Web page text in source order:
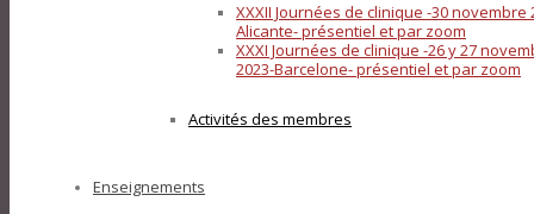
XXXII Journées de clinique -30 novembre
Alicante- présentiel et par zoom
XXXI Journées de clinique -26 y 27
2023-Barcelone- présentiel et par zoom
Activités des membres
Enseignements